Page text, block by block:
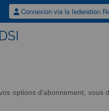
Connexion via la federation
options d'abonnement, vous